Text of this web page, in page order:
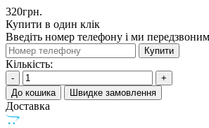
320грн.
Купити в один клік
Введіть номер телефону і ми
Купити
Кількість:
-
+
До кошика
Швидке замовлення
Доставка